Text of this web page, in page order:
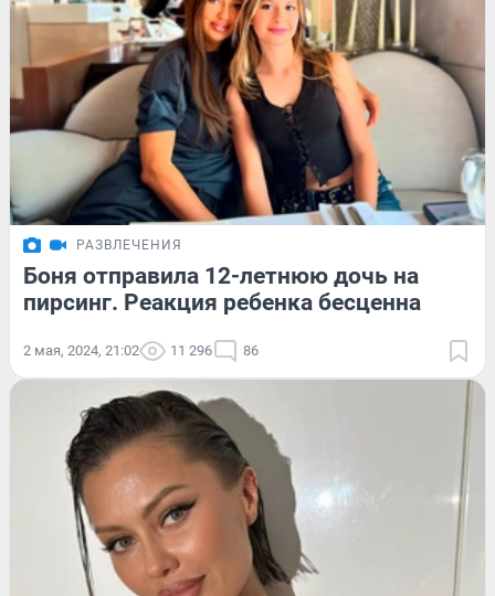
РАЗВЛЕЧЕНИЯ
Боня отправила 12-летнюю дочь на
пирсинг. Реакция ребенка бесценна
2 мая, 2024, 21:02 11 296 86